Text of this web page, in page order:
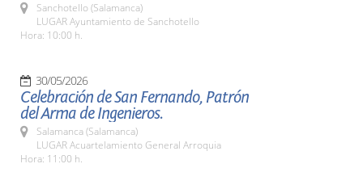
Sanchotello (Salamanca)
LUGAR Ayuntamiento de Sanchotello
Hora: 10:00 h.
30/05/2026
Celebración de San Fernando, Patrón
del Arma de Ingenieros.
Salamanca (Salamanca)
LUGAR Acuartelamiento General Arroquia
Hora: 11:00 h.